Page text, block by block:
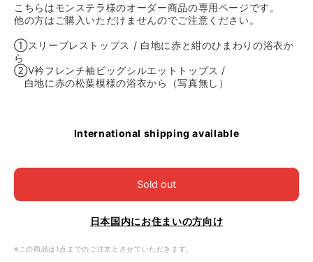
こちらはモンステラ様のオーダー商品の専用ページです。
他の方はご購入いただけませんのでご注意ください。
①スリーブレストップス / 白地に赤と紺のひまわりの浴衣か
ら
②V衿フレンチ袖ビッグシルエットトップス /
白地に赤の松葉模様の浴衣から（写真無し）
International shipping available
Sold out
日本国内にお住まいの方向け
※この商品は1点までのご注文とさせていただきます。